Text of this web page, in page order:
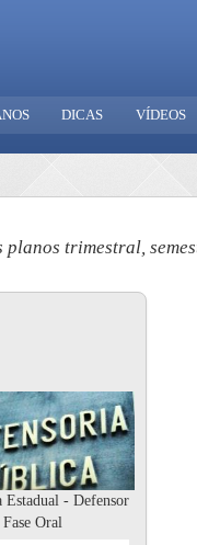
DICAS VÍDEOS
planos trimestral,
Estadual - Defensor
Oral